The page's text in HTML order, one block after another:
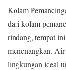
Kolam
dari kolam
rindang, tempat
menenangkan.
lingkungan ideal